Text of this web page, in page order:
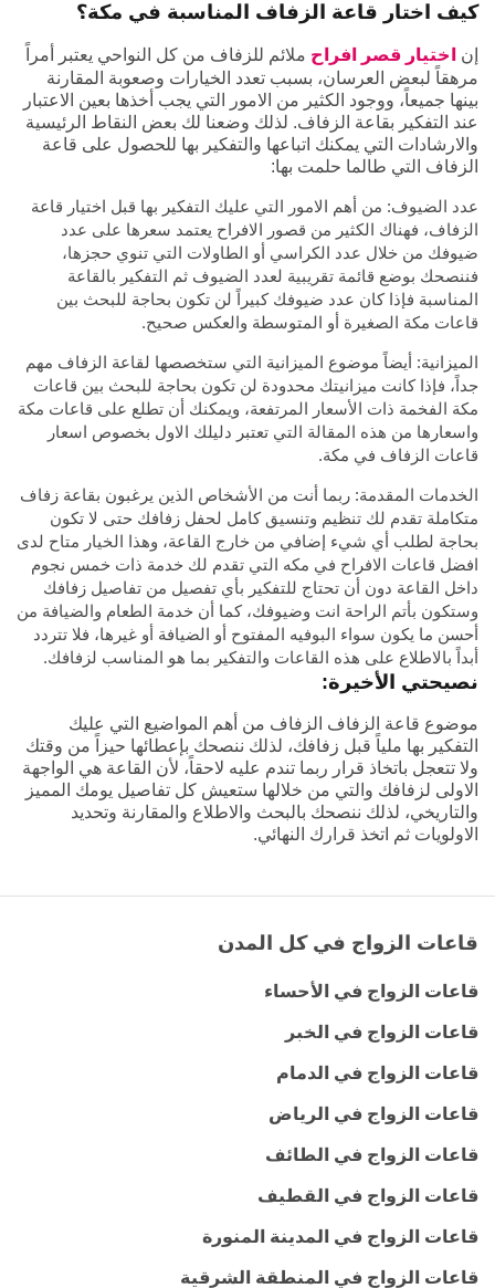
كيف اختار قاعة الزفاف المناسبة في مكة؟
إن اختيار قصر افراح ملائم للزفاف من كل النواحي يعتبر أمراً
مرهقاً لبعض العرسان، بسبب تعدد الخيارات وصعوبة المقارنة
بينها جميعاً، ووجود الكثير من الامور التي يجب أخذها بعين الاعتبار
عند التفكير بقاعة الزفاف. لذلك وضعنا لك بعض النقاط الرئيسية
والارشادات التي يمكنك اتباعها والتفكير بها للحصول على قاعة
الزفاف التي طالما حلمت بها:
عدد الضيوف: من أهم الامور التي عليك التفكير بها قبل اختيار قاعة
الزفاف، فهناك الكثير من قصور الافراح يعتمد سعرها على عدد
ضيوفك من خلال عدد الكراسي أو الطاولات التي تنوي حجزها،
فننصحك بوضع قائمة تقريبية لعدد الضيوف ثم التفكير بالقاعة
المناسبة فإذا كان عدد ضيوفك كبيراً لن تكون بحاجة للبحث بين
قاعات مكة الصغيرة أو المتوسطة والعكس صحيح.
الميزانية: أيضاً موضوع الميزانية التي ستخصصها لقاعة الزفاف مهم
جداً، فإذا كانت ميزانيتك محدودة لن تكون بحاجة للبحث بين قاعات
مكة الفخمة ذات الأسعار المرتفعة، ويمكنك أن تطلع على قاعات مكة
واسعارها من هذه المقالة التي تعتبر دليلك الاول بخصوص اسعار
قاعات الزفاف في مكة.
الخدمات المقدمة: ربما أنت من الأشخاص الذين يرغبون بقاعة زفاف
متكاملة تقدم لك تنظيم وتنسيق كامل لحفل زفافك حتى لا تكون
بحاجة لطلب أي شيء إضافي من خارج القاعة، وهذا الخيار متاح لدى
افضل قاعات الافراح في مكه التي تقدم لك خدمة ذات خمس نجوم
داخل القاعة دون أن تحتاج للتفكير بأي تفصيل من تفاصيل زفافك
وستكون بأتم الراحة انت وضيوفك، كما أن خدمة الطعام والضيافة من
أحسن ما يكون سواء البوفيه المفتوح أو الضيافة أو غيرها، فلا تتردد
أبداً بالاطلاع على هذه القاعات والتفكير بما هو المناسب لزفافك.
نصيحتي الأخيرة:
موضوع قاعة الزفاف الزفاف من أهم المواضيع التي عليك
التفكير بها ملياً قبل زفافك، لذلك ننصحك بإعطائها حيزاً من وقتك
ولا تتعجل باتخاذ قرار ربما تندم عليه لاحقاً، لأن القاعة هي الواجهة
الاولى لزفافك والتي من خلالها ستعيش كل تفاصيل يومك المميز
والتاريخي، لذلك ننصحك بالبحث والاطلاع والمقارنة وتحديد
الاولويات ثم اتخذ قرارك النهائي.
قاعات الزواج في كل المدن
قاعات الزواج في الأحساء
قاعات الزواج في الخبر
قاعات الزواج في الدمام
قاعات الزواج في الرياض
قاعات الزواج في الطائف
قاعات الزواج في القطيف
قاعات الزواج في المدينة المنورة
قاعات الزواج في المنطقة الشرقية